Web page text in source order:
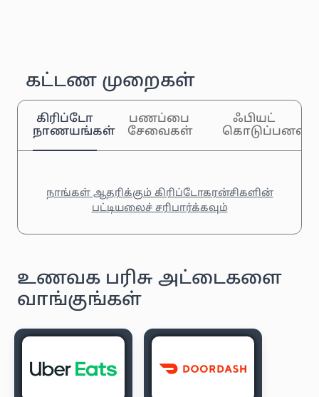
கட்டண முறைகள்
கிரிப்டோ
நாணயங்கள்
பணப்பை
சேவைகள்
ஃபியட்
நாங்கள் ஆதரிக்கும் கிரிப்டோகரன்சிகளின்
பட்டியலைச் சரிபார்க்கவும்
உணவக பரிசு அட்டைகளை
வாங்குங்கள்